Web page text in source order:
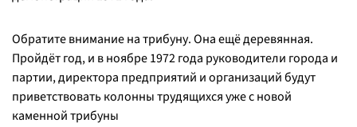
Обратите внимание на трибуну. Она ещё деревянная.
Пройдёт год, и в ноябре 1972 года руководители города и
партии, директора предприятий и организаций будут
приветствовать колонны трудящихся уже с новой
каменной трибуны